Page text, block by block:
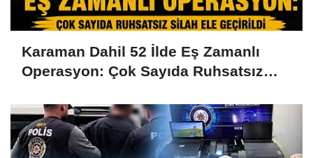
Karaman Dahil 52 İlde Eş Zamanlı
Operasyon: Çok Sayıda Ruhsatsız